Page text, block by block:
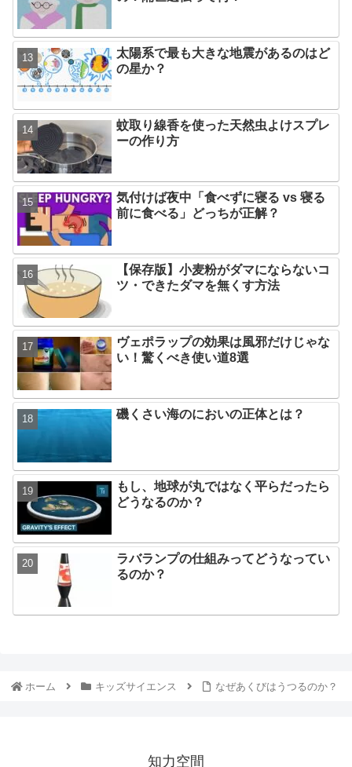
太陽系で最も大きな地震があるのはど
の星か？
蚊取り線香を使った天然虫よけスプレ
ーの作り方
気付けば夜中「食べずに寝る vs 寝る
前に食べる」どっちが正解？
【保存版】小麦粉がダマにならないコ
ツ・できたダマを無くす方法
ヴェポラップの効果は風邪だけじゃな
い！驚くべき使い道8選
磯くさい海のにおいの正体とは？
もし、地球が丸ではなく平らだったら
どうなるのか？
ラバランプの仕組みってどうなってい
るのか？
ホーム キッズサイエンス なぜあくびはうつるのか？
知力空間